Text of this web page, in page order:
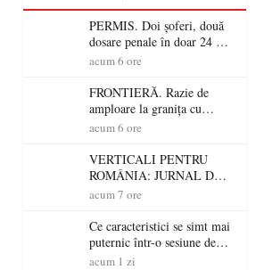
PERMIS. Doi șoferi, două
dosare penale în doar 24 de
ore la Petea! Unul avea
nu a avut niciodată permis
acum 6 ore
FRONTIERĂ. Razie de
amploare la granița cu
Ungaria! 800 de persoane și
verificate
acum 6 ore
VERTICALI PENTRU
ROMÂNIA: JURNAL DE
CĂLĂTORIE FIJET
acum 7 ore
Ce caracteristici se simt mai
puternic într-o sesiune de
distracție la sloturi online:
acum 1 zi